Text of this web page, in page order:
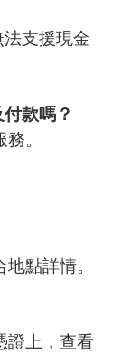
支援現金
款嗎？
。
點詳情。
證上，查看